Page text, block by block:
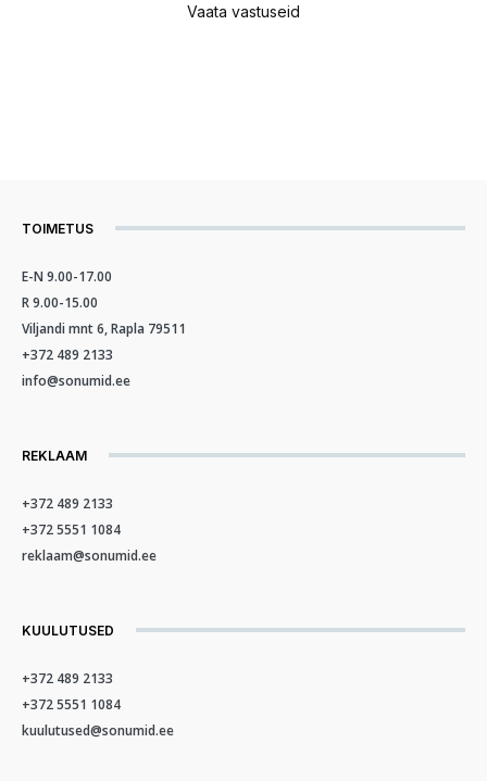
Vaata vastuseid
TOIMETUS
E-N 9.00-17.00
R 9.00-15.00
Viljandi mnt 6, Rapla 79511
+372 489 2133
info@sonumid.ee
REKLAAM
+372 489 2133
+372 5551 1084
reklaam@sonumid.ee
KUULUTUSED
+372 489 2133
+372 5551 1084
kuulutused@sonumid.ee